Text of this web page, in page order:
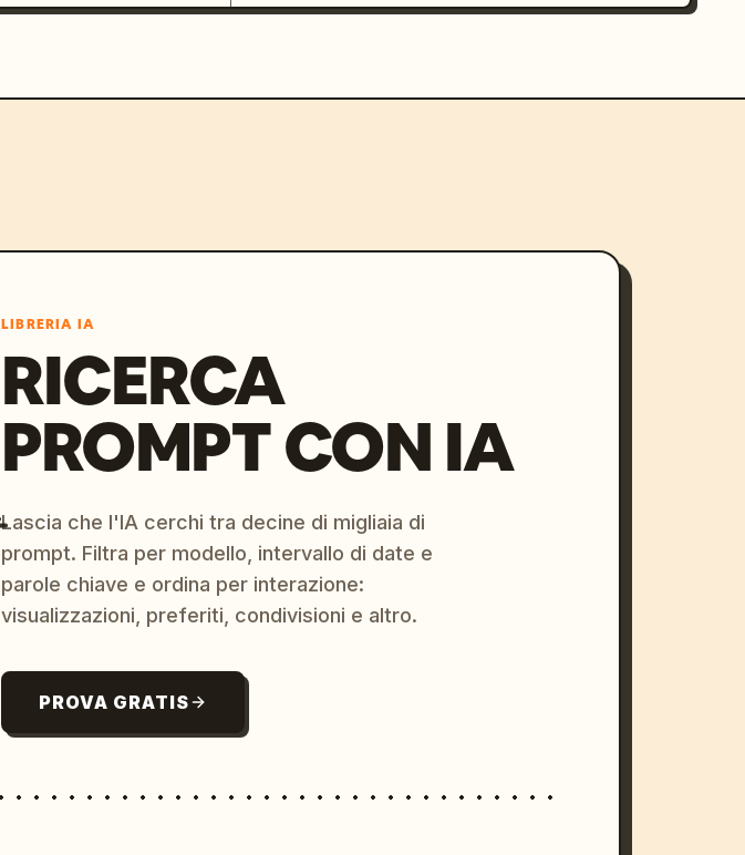
LIBRERIA IA
RICERCA
PROMPT CON IA
Lascia che l'IA cerchi tra decine di migliaia di
prompt. Filtra per modello, intervallo di date e
parole chiave e ordina per interazione:
visualizzazioni, preferiti, condivisioni e altro.
PROVA GRATIS